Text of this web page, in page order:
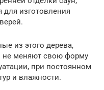
для изготовления
из этого дерева,
не меняют свою форму
при постоянном
и влажности.